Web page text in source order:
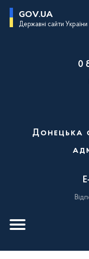
GOV.UA
Державні сайти України
0
Донецька